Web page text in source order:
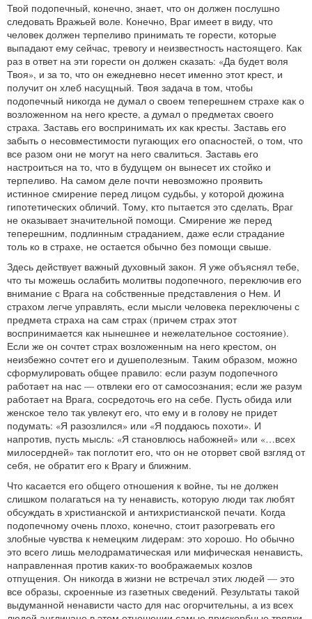
Твой подопечный, конечно, знает, что он должен послушно
следовать Вражьей воле. Конечно, Враг имеет в виду, что
человек должен терпеливо принимать те горести, которые
выпадают ему сейчас, тревогу и неизвестность настоящего. Как
раз в ответ на эти горести он должен сказать: «Да будет воля
Твоя», и за то, что он ежедневно несет именно этот крест, и
получит он хлеб насущный. Твоя задача в том, чтобы
подопечный никогда не думал о своем теперешнем страхе как о
возложенном на него кресте, а думал о предметах своего
страха. Заставь его воспринимать их как кресты. Заставь его
забыть о несовместимости пугающих его опасностей, о том, что
все разом они не могут на него свалиться. Заставь его
настроиться на то, что в будущем он вынесет их стойко и
терпеливо. На самом деле почти невозможно проявить
истинное смирение перед лицом судьбы, у которой дюжина
гипотетических обличий. Тому, кто пытается это сделать, Враг
не оказывает значительной помощи. Смирение же перед
теперешним, подлинным страданием, даже если страдание
толь ко в страхе, не остается обычно без помощи свыше.
Здесь действует важный духовный закон. Я уже объяснял тебе,
что ты можешь ослабить молитвы подопечного, переключив его
внимание с Врага на собственные представления о Нем. И
страхом легче управлять, если мысли человека переключены с
предмета страха на сам страх (причем страх этот
воспринимается как нынешнее и нежелательное состояние).
Если же он сочтет страх возложенным на него крестом, он
неизбежно сочтет его и душеполезным. Таким образом, можно
сформулировать общее правило: если разум подопечного
работает на нас — отвлеки его от самосознания; если же разум
работает на Врага, сосредоточь его на себе. Пусть обида или
женское тело так увлекут его, что ему и в голову не придет
подумать: «Я разозлился» или «Я поддаюсь похоти». И
напротив, пусть мысль: «Я становлюсь набожней» или «…всех
милосердней» так поглотит его, что он не оторвет свой взгляд от
себя, не обратит его к Врагу и ближним.
Что касается его общего отношения к войне, ты не должен
слишком полагаться на ту ненависть, которую люди так любят
обсуждать в христианской и антихристианской печати. Когда
подопечному очень плохо, конечно, стоит разогревать его
злобные чувства к немецким лидерам: это хорошо. Но обычно
это всего лишь мелодраматическая или мифическая ненависть,
направленная против каких‑то воображаемых козлов
отпущения. Он никогда в жизни не встречал этих людей — это
все образы, скроенные из газетных сведений. Результаты такой
выдуманной ненависти часто для нас огорчительны, а из всех